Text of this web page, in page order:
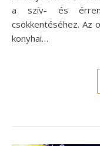
a szív- és
csökkentéséhez. Az
konyhai…